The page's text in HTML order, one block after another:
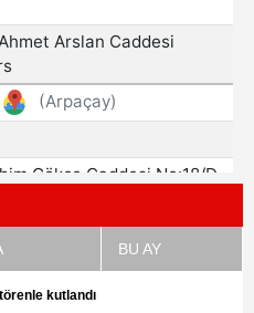
BU AY
kutlandı